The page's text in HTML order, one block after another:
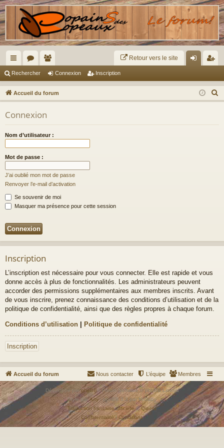
ac
co
ur
ci
s
or
u
m
s
m
br
es
Retour vers le site
ne
xi
cri
pti
Rechercher Connexion Inscription
Accueil du forum
e
Connexion
Nom d’utilisateur :
Mot de passe :
J’ai oublié mon mot de passe
Renvoyer l’e-mail d’activation
Se souvenir de moi
Masquer ma présence pour cette session
Inscription
L’inscription est nécessaire pour vous connecter. Elle est rapide et vous
donne accès à plus de fonctionnalités. Les administrateurs peuvent
accorder des permissions supplémentaires aux membres inscrits. Avant
de vous inscrire, prenez connaissance des conditions d’utilisation et de la
politique de confidentialité, ainsi que des règles propres à chaque forum.
Conditions d’utilisation | Politique de confidentialité
Inscription
Accueil du forum Membres
L’équipe
Nous contacter
Développé parphpBB® Forum Software © phpBB Limited
Style parArty- phpBB 3.3 par MrGaby
Traduction française officielle©Qiaeru
Confidentialité|Conditions